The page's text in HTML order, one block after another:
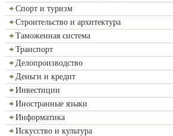
Спорт и туризм
Строительство и архитектура
Таможенная система
Транспорт
Делопроизводство
Деньги и кредит
Инвестиции
Иностранные языки
Информатика
Искусство и культура